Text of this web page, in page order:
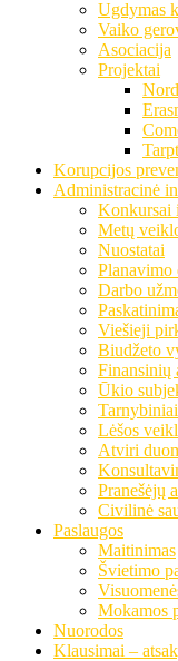
Ugdymas
Vaiko
Asociacija
Projektai
Korupcijos
Administracinė
Konkursai
Metų
Nuostatai
Planavimo
Darbo
Viešieji
Biudžeto
Finansinių
Ūkio
Lėšos
Atviri
Pranešėjų
Civilinė
Paslaugos
Maitinimas
Švietimo
Mokamos
Nuorodos
Klausimai –